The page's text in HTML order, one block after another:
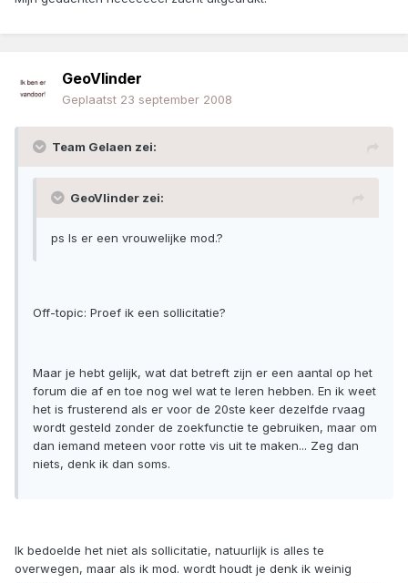
GeoVlinder
Geplaatst 23 september 2008
Team Gelaen zei:
GeoVlinder zei:
ps Is er een vrouwelijke mod.?
Off-topic: Proef ik een sollicitatie?
Maar je hebt gelijk, wat dat betreft zijn er een aantal op het
forum die af en toe nog wel wat te leren hebben. En ik weet
het is frusterend als er voor de 20ste keer dezelfde rvaag
wordt gesteld zonder de zoekfunctie te gebruiken, maar om
dan iemand meteen voor rotte vis uit te maken... Zeg dan
niets, denk ik dan soms.
Ik bedoelde het niet als sollicitatie, natuurlijk is alles te
overwegen, maar als ik mod. wordt houdt je denk ik weinig